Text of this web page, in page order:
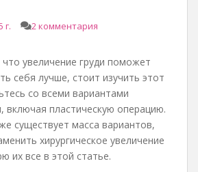
г. 2 комментария
увеличение груди поможет
себя лучше, стоит изучить этот
со всеми вариантами
включая пластическую операцию.
существует масса вариантов,
хирургическое увеличение
их все в этой статье.